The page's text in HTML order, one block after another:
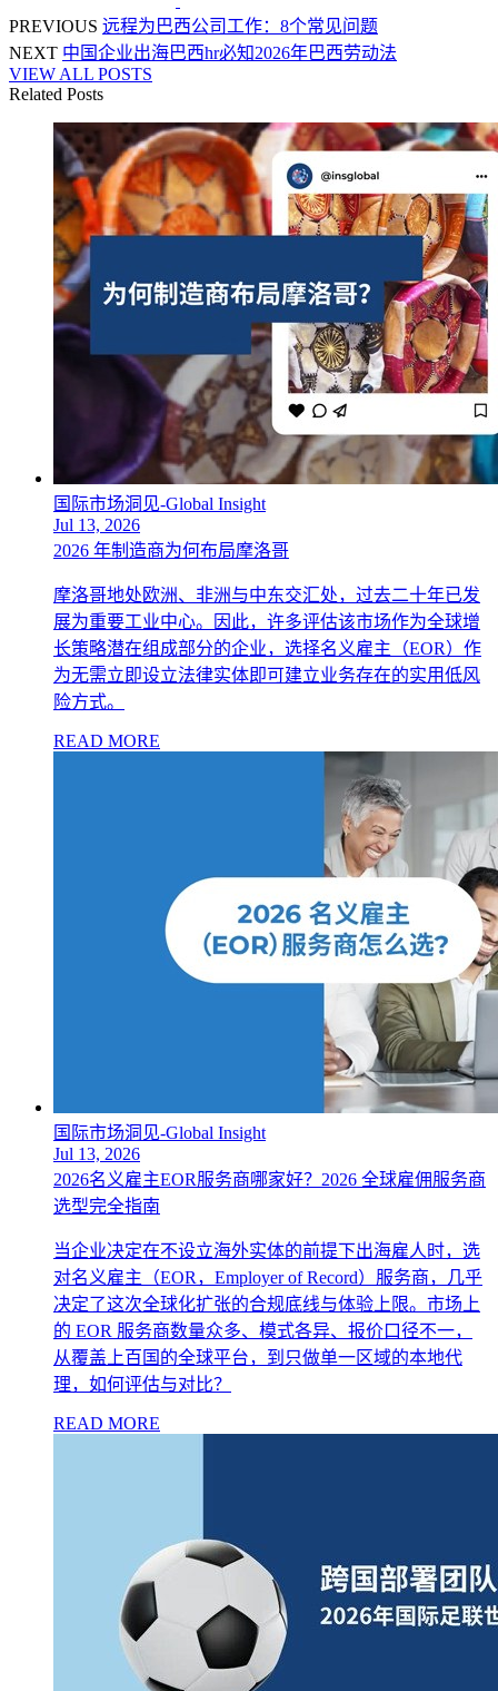
PREVIOUS 远程为巴西公司工作：8个常见问题
NEXT 中国企业出海巴西hr必知2026年巴西劳动法
VIEW ALL POSTS
Related Posts
国际市场洞见-Global Insight
Jul 13, 2026
2026 年制造商为何布局摩洛哥
摩洛哥地处欧洲、非洲与中东交汇处，过去二十年已发
展为重要工业中心。因此，许多评估该市场作为全球增
长策略潜在组成部分的企业，选择名义雇主（EOR）作
为无需立即设立法律实体即可建立业务存在的实用低风
险方式。
READ MORE
国际市场洞见-Global Insight
Jul 13, 2026
2026名义雇主EOR服务商哪家好？2026 全球雇佣服务商
选型完全指南
当企业决定在不设立海外实体的前提下出海雇人时，选
对名义雇主（EOR，Employer of Record）服务商，几乎
决定了这次全球化扩张的合规底线与体验上限。市场上
的 EOR 服务商数量众多、模式各异、报价口径不一，
从覆盖上百国的全球平台，到只做单一区域的本地代
理，如何评估与对比？
READ MORE